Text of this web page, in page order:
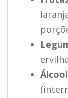
Álcool